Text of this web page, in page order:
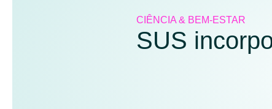
CIÊNCIA & BEM-ESTAR
SUS